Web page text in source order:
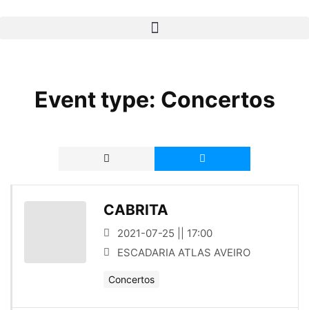
Event type: Concertos
CABRITA
2021-07-25 || 17:00
ESCADARIA ATLAS AVEIRO
Concertos